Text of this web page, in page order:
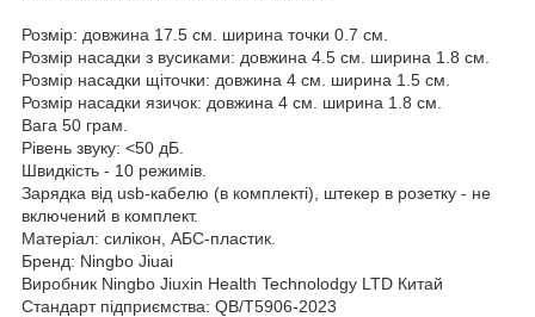
Розмір: довжина 17.5 см. ширина точки 0.7 см.
Розмір насадки з вусиками: довжина 4.5 см. ширина 1.8 см.
Розмір насадки щіточки: довжина 4 см. ширина 1.5 см.
Розмір насадки язичок: довжина 4 см. ширина 1.8 см.
Вага 50 грам.
Рівень звуку: <50 дБ.
Швидкість - 10 режимів.
Зарядка від usb-кабелю (в комплекті), штекер в розетку - не
включений в комплект.
Матеріал: силікон, АБС-пластик.
Бренд: Ningbo Jiuai
Виробник Ningbo Jiuxin Health Technolodgy LTD Китай
Стандарт підприємства: QB/T5906-2023